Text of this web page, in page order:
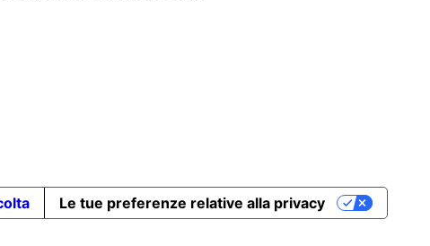
Le tue preferenze relative alla privacy